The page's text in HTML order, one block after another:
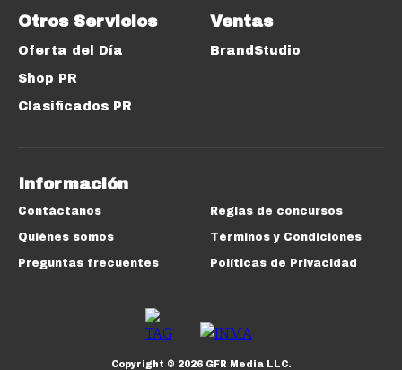
Otros Servicios
Oferta del Día
Shop PR
Clasificados PR
Ventas
BrandStudio
Información
Contáctanos
Quiénes somos
Preguntas frecuentes
Reglas de concursos
Términos y Condiciones
Políticas de Privacidad
Copyright © 2026GFR Media LLC.